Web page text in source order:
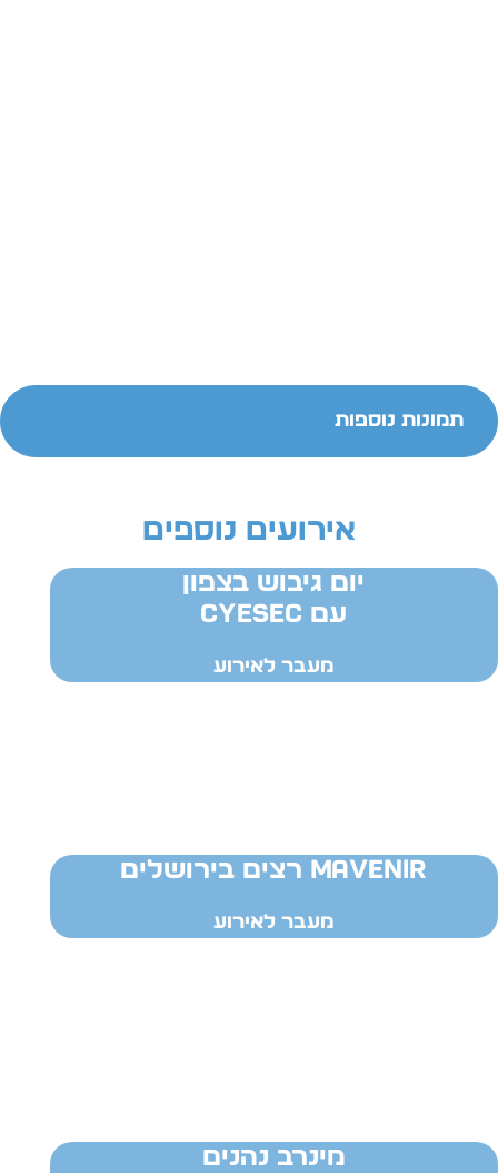
תמונות נוספות
אירועים נוספים
יום גיבוש בצפון
עם cyesec
מעבר לאירוע
MAVENIR רצים בירושלים
מעבר לאירוע
מינרב נהנים